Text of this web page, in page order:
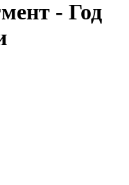
- Год